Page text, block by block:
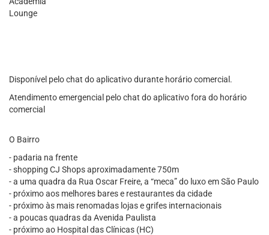
Lounge
Disponível pelo chat do aplicativo durante horário comercial.
Atendimento emergencial pelo chat do aplicativo fora do horário
comercial
O Bairro
- padaria na frente
- shopping CJ Shops aproximadamente 750m
- a uma quadra da Rua Oscar Freire, a “meca” do luxo em São Paulo
- próximo aos melhores bares e restaurantes da cidade
- próximo às mais renomadas lojas e grifes internacionais
- a poucas quadras da Avenida Paulista
- próximo ao Hospital das Clínicas (HC)